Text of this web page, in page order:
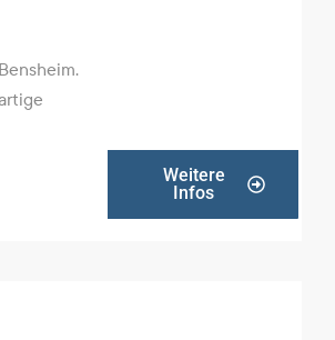
Weitere
Infos